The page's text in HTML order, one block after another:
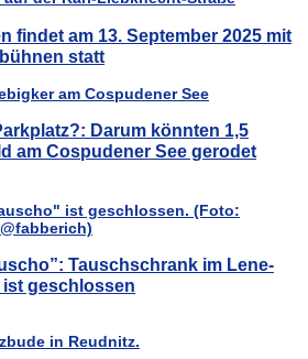
findet am 13. September 2025 mit
statt
Darum könnten 1,5
am Cospudener See gerodet
Tauschschrank im Lene-
ist geschlossen